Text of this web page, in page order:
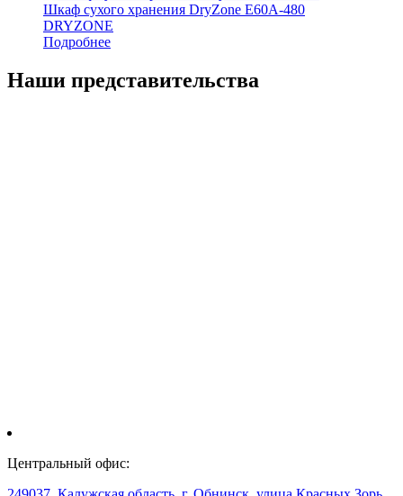
Шкаф сухого хранения DryZone E60A-480
DRYZONE
Подробнее
Наши представительства
Центральный офис: